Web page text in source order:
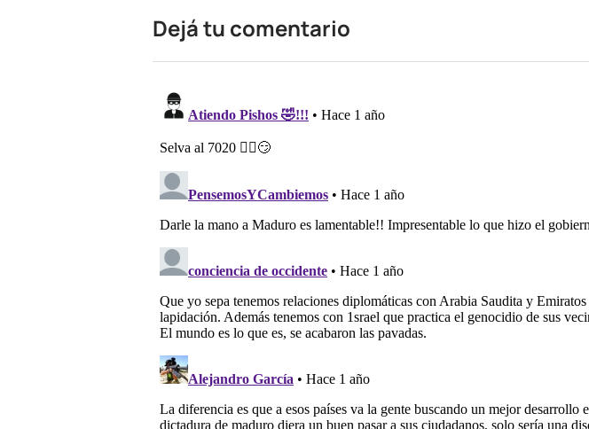
Dejá tu comentario